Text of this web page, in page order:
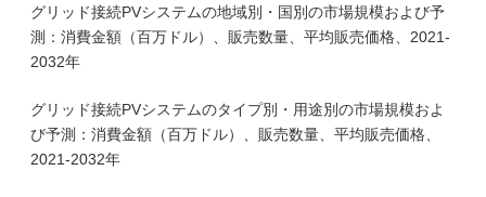
グリッド接続PVシステムの地域別・国別の市場規模および予
測：消費金額（百万ドル）、販売数量、平均販売価格、2021-
2032年
グリッド接続PVシステムのタイプ別・用途別の市場規模およ
び予測：消費金額（百万ドル）、販売数量、平均販売価格、
2021-2032年